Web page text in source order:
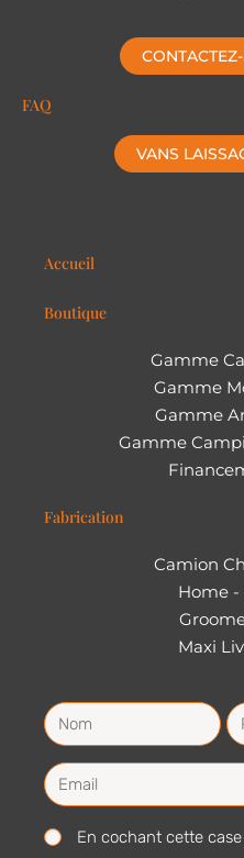
FAQ
VANS
Accueil
Boutique
Gamme
Gamme
Gamme
Gamme
Fabrication
Camion
Home -
Maxi
En cochant cette